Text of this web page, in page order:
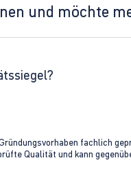
und möchte
fachlich
Qualität und kann